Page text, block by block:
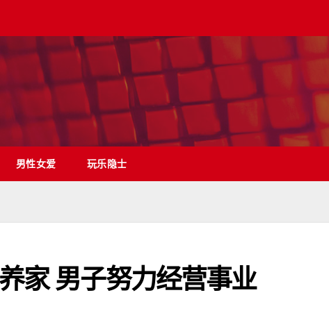
男性女爱 玩乐隐士
家 男子努力经营事业